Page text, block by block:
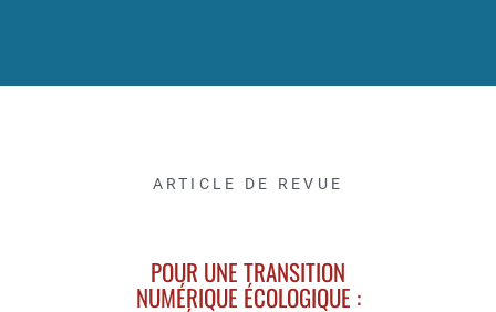
ARTICLE DE REVUE
POUR UNE TRANSITION
NUMÉRIQUE ÉCOLOGIQUE :